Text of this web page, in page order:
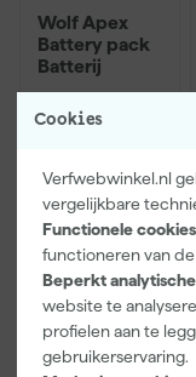
Cookies
Verfwebwinkel.nl
vergelijkbare
Functionele
functioneren van
Beperkt
website te
profielen aan te
gebruikerservaring.
Wolf Apex
Battery pack
Batterij
bezorgd
24,99
incl. BTW